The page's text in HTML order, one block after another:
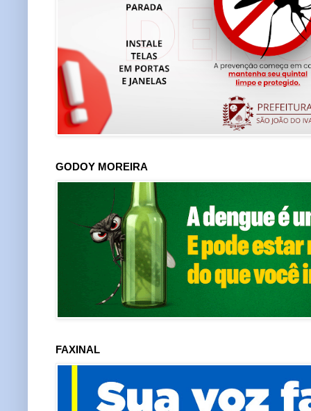
GODOY MOREIRA
FAXINAL